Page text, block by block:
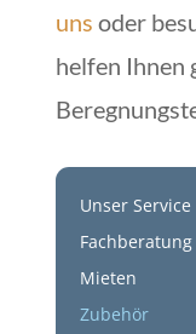
uns oder
helfen Ihnen
Unser Service
Mieten
Zubehör